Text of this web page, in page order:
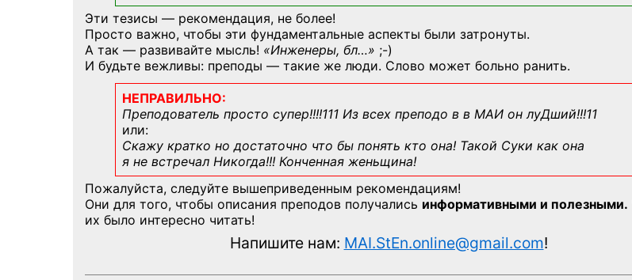
Эти тезисы — рекомендация, не более!
Просто важно, чтобы эти фундаментальные аспекты были затронуты.
А так — развивайте мысль! «Инженеры, бл…» ;-)
И будьте вежливы: преподы — такие же люди. Слово может больно ранить.
НЕПРАВИЛЬНО:
Преподователь просто супер!!!!111 Из всех преподо в в МАИ он луДший!!!11
или:
Скажу кратко но достаточно что бы понять кто она! Такой Суки как она
я не встречал Никогда!!! Конченная женьщина!
Пожалуйста, следуйте вышеприведенным рекомендациям!
Они для того, чтобы описания преподов получались информативными и полезными.
их было интересно читать!
Напишите нам: MAI.StEn.online@gmail.com!